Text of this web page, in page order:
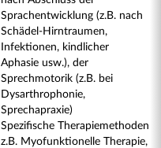
Sprachentwicklung (z.B. nach
Schädel-Hirntraumen,
Infektionen, kindlicher
Aphasie usw.), der
Sprechmotorik (z.B. bei
Dysarthrophonie,
Sprechapraxie)
Spezifische Therapiemethoden
z.B. Myofunktionelle Therapie,